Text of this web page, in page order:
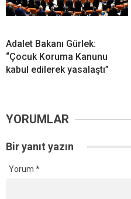
Adalet Bakanı Gürlek:
“Çocuk Koruma Kanunu
kabul edilerek yasalaştı”
YORUMLAR
Bir yanıt yazın
Yorum *